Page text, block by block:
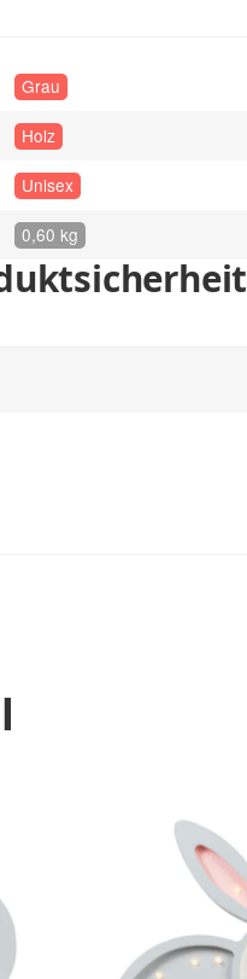
Grau
Holz
Unisex
0,60 kg